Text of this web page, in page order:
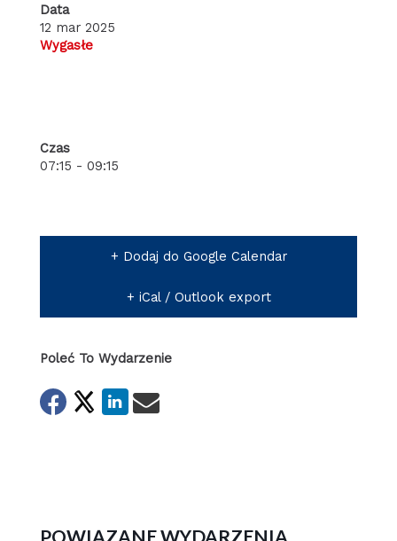
Data
12 mar 2025
Wygasłe
Czas
07:15 - 09:15
+ Dodaj do Google Calendar
+ iCal / Outlook export
Poleć To Wydarzenie
POWIĄZANE WYDARZENIA